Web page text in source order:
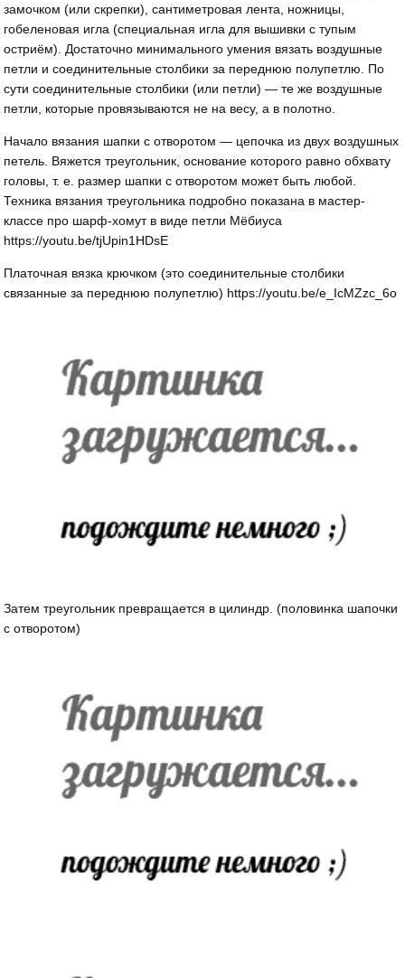
замочком (или скрепки), сантиметровая лента, ножницы,
гобеленовая игла (специальная игла для вышивки с тупым
остриём). Достаточно минимального умения вязать воздушные
петли и соединительные столбики за переднюю полупетлю. По
сути соединительные столбики (или петли) — те же воздушные
петли, которые провязываются не на весу, а в полотно.
Начало вязания шапки с отворотом — цепочка из двух воздушных
петель. Вяжется треугольник, основание которого равно обхвату
головы, т. е. размер шапки с отворотом может быть любой.
Техника вязания треугольника подробно показана в мастер-
классе про шарф-хомут в виде петли Мёбиуса
https://youtu.be/tjUpin1HDsE
Платочная вязка крючком (это соединительные столбики
связанные за переднюю полупетлю) https://youtu.be/e_IcMZzc_6o
Затем треугольник превращается в цилиндр. (половинка шапочки
с отворотом)